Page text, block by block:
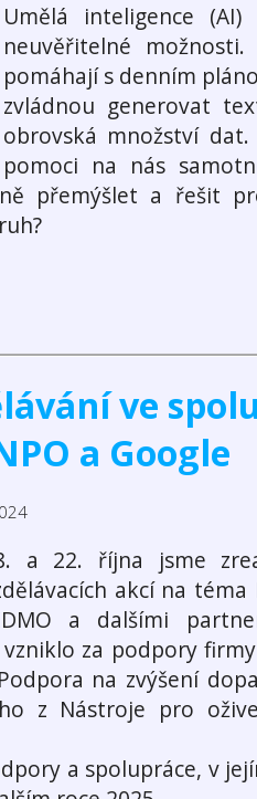
Umělá inteligence
neuvěřitelné
pomáhají s denním
zvládnou generovat
obrovská množství
pomoci na nás
přemýšlet a řešit
ve
a Google
a 22. října jsme
akcí na
a dalšími
za podpory
na zvýšení
z Nástroje pro
a spolupráce, v